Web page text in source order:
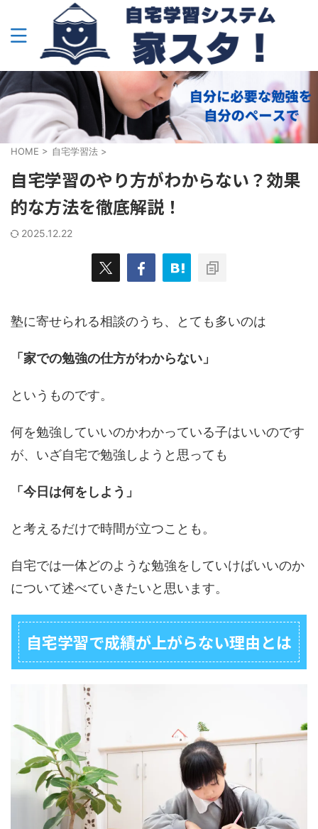
HOME > 自宅学習法 >
自宅学習のやり方がわからない？効果
的な方法を徹底解説！
2025.12.22
塾に寄せられる相談のうち、とても多いのは
「家での勉強の仕方がわからない」
というものです。
何を勉強していいのかわかっている子はいいのです
が、いざ自宅で勉強しようと思っても
「今日は何をしよう」
と考えるだけで時間が立つことも。
自宅では一体どのような勉強をしていけばいいのか
について述べていきたいと思います。
自宅学習で成績が上がらない理由とは